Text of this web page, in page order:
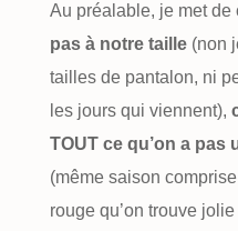
Au préalable, je met de
pas à notre taille(non
tailles de pantalon, ni
les jours qui viennent),
TOUT ce qu’on a pas
(même saison
rouge qu’on trouve